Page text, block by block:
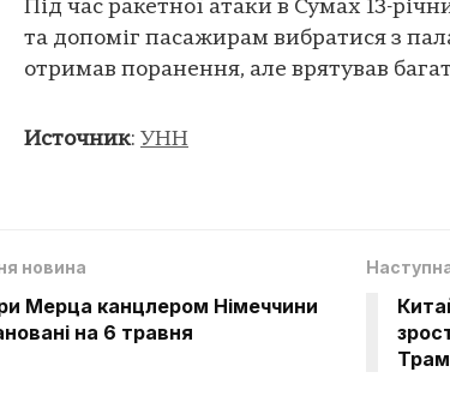
Під час ракетної атаки в Сумах 13-
та допоміг пасажирам вибратися з
отримав поранення, але врятував
Источник: УНН
новина
Мерца канцлером Німеччини
на 6 травня